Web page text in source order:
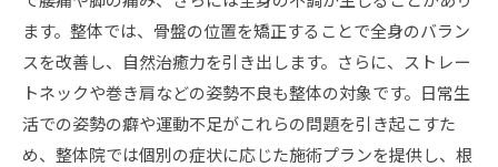
ます。整体では、骨盤の位置を矯正することで全身のバラン
スを改善し、自然治癒力を引き出します。さらに、ストレー
トネックや巻き肩などの姿勢不良も整体の対象です。日常生
活での姿勢の癖や運動不足がこれらの問題を引き起こすた
め、整体院では個別の症状に応じた施術プランを提供し、根